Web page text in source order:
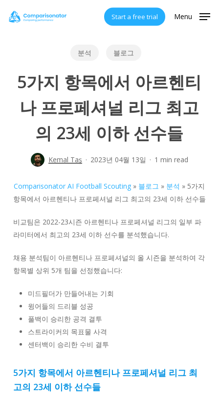
Start a free trial Menu
분석 블로그
5가지 항목에서 아르헨티
나 프로페셔널 리그 최고
의 23세 이하 선수들
Kemal Taş 2023년 04월 13일 1 min read
Comparisonator AI Football Scouting » 블로그 » 분석 » 5가지
항목에서 아르헨티나 프로페셔널 리그 최고의 23세 이하 선수들
비교팀은 2022-23시즌 아르헨티나 프로페셔널 리그의 일부 파
라미터에서 최고의 23세 이하 선수를 분석했습니다.
채용 분석팀이 아르헨티나 프로페셔널의 올 시즌을 분석하여 각
항목별 상위 5개 팀을 선정했습니다:
미드필더가 만들어내는 기회
윙어들의 드리블 성공
풀백이 승리한 공격 결투
스트라이커의 목표물 사격
센터백이 승리한 수비 결투
5가지 항목에서 아르헨티나 프로페셔널 리그 최
고의 23세 이하 선수들